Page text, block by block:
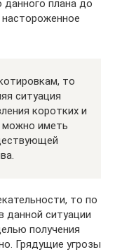
плана до
то
ситуация
коротких и
можно иметь
то по
данной ситуации
получения
Грядущие угрозы